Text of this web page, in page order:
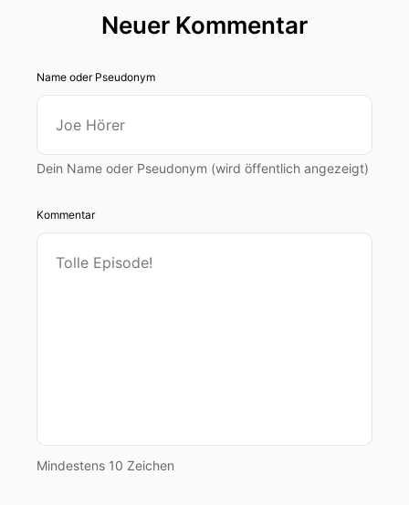
Neuer Kommentar
Name oder Pseudonym
Dein Name oder Pseudonym (wird öffentlich angezeigt)
Kommentar
Mindestens 10 Zeichen